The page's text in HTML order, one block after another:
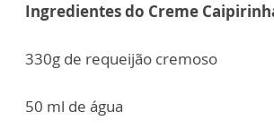
Ingredientes do Creme
330g de requeijão cremoso
50 ml de água